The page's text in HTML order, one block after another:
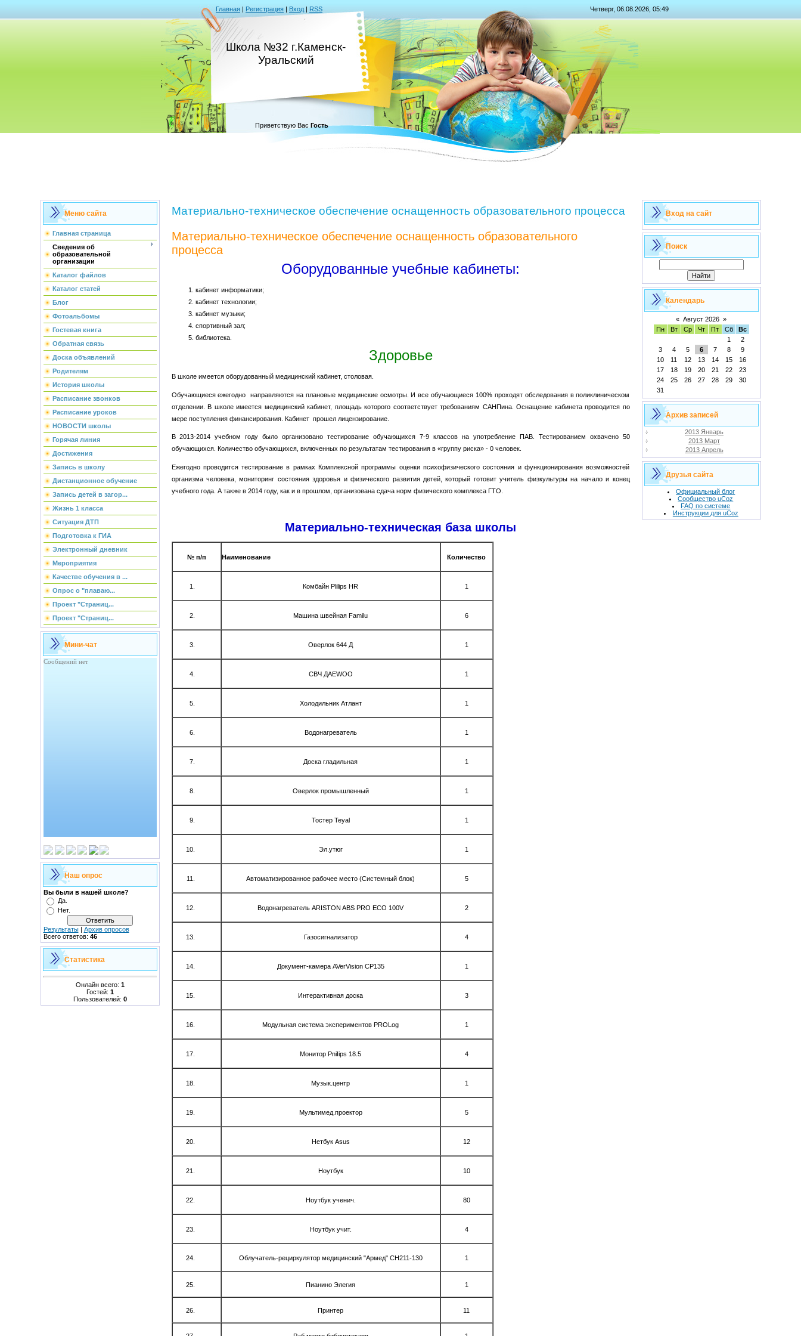
Главная | Регистрация | Вход | RSS Четверг, 06.08.2026, 05:49
Школа №32 г.Каменск-
Уральский
Приветствую Вас Гость
Меню сайта
Главная страница
Сведения об
образовательной
организации
Каталог файлов
Каталог статей
Блог
Фотоальбомы
Гостевая книга
Обратная связь
Доска объявлений
Родителям
История школы
Расписание звонков
Расписание уроков
НОВОСТИ школы
Горячая линия
Достижения
Запись в школу
Дистанционное обучение
Запись детей в загор...
Жизнь 1 класса
Ситуация ДТП
Подготовка к ГИА
Электронный дневник
Мероприятия
Качестве обучения в ...
Опрос о "плаваю...
Проект "Страниц...
Проект "Страниц...
Мини-чат
Наш опрос
Вы были в нашей школе?
Да.
Нет.
Результаты| Архив опросов
Всего ответов: 46
Статистика
Онлайн всего: 1
Гостей: 1
Пользователей: 0
Материально-техническое обеспечение оснащенность образовательного процесса
Материально-техническое обеспечение оснащенность образовательного
процесса
Оборудованные учебные кабинеты:
кабинет информатики;
кабинет технологии;
кабинет музыки;
спортивный зал;
библиотека.
Здоровье
В школе имеется оборудованный медицинский кабинет, столовая.
Обучающиеся ежегодно направляются на плановые медицинские осмотры. И все обучающиеся 100% проходят обследования в поликлиническом
отделении. В школе имеется медицинский кабинет, площадь которого соответствует требованиям САНПина. Оснащение кабинета проводится по
мере поступления финансирования. Кабинет прошел лицензирование.
В 2013-2014 учебном году было организовано тестирование обучающихся 7-9 классов на употребление ПАВ. Тестированием охвачено 50
обучающихся. Количество обучающихся, включенных по результатам тестирования в «группу риска» - 0 человек.
Ежегодно проводится тестирование в рамках Комплексной программы оценки психофизического состояния и функционирования возможностей
организма человека, мониторинг состояния здоровья и физического развития детей, который готовит учитель физкультуры на начало и конец
учебного года. А также в 2014 году, как и в прошлом, организована сдача норм физического комплекса ГТО.
Материально-техническая база школы
№ п/п Наименование Количество
Комбайн Plilips HR 1
Машина швейная Familu 6
Оверлок 644 Д 1
СВЧ ДАЕWОО 1
Холодильник Атлант 1
Водонагреватель 1
Доска гладильная 1
Оверлок промышленный 1
Тостер Teyal 1
Эл.утюг 1
Автоматизированное рабочее место (Системный блок) 5
Водонагреватель ARISTON ABS PRO ECO 100V 2
Газосигнализатор 4
Документ-камера AVerVision СР135 1
Интерактивная доска 3
Модульная система экспериментов PROLog 1
Монитор PniIips 18.5 4
Музык.центр 1
Мультимед.проектор 5
Нетбук Asus 12
Ноутбук 10
Ноутбук ученич. 80
Ноутбук учит. 4
Облучатель-рециркулятор медицинский "Армед" СН211-130 1
Пианино Элегия 1
Принтер 11
Вход на сайт
Поиск
Календарь
« Август 2026 »
Пн
Вт Ср Чт Пт Сб
Вс
1
2
3
4 5 6 7 8
9
10
11 12 13 14 15
16
17
18 19 20 21 22
23
24
25 26 27 28 29
30
31
Архив записей
2013 Январь
2013 Март
2013 Апрель
Друзья сайта
Официальный блог
Сообщество uCoz
FAQ по системе
Инструкции для uCoz